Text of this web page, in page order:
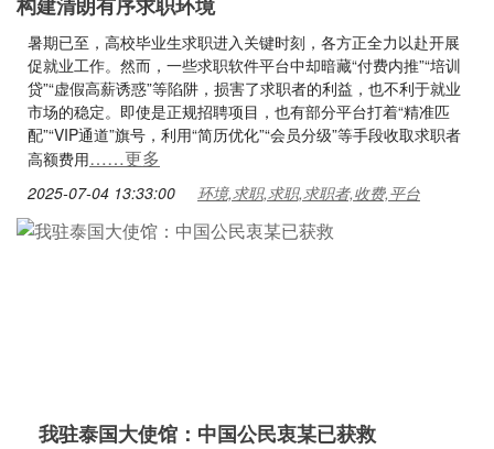
暑期已至，高校毕业生求职进入关键时刻，各方正全力以赴开展
促就业工作。然而，一些求职软件平台中却暗藏“付费内推”“培训
贷”“虚假高薪诱惑”等陷阱，损害了求职者的利益，也不利于就业
市场的稳定。即使是正规招聘项目，也有部分平台打着“精准匹
配”“VIP通道”旗号，利用“简历优化”“会员分级”等手段收取求职者
高额费用……更多
2025-07-04 13:33:00 环境,求职,求职,求职者,收费,平台
我驻泰国大使馆：中国公民衷某已获救